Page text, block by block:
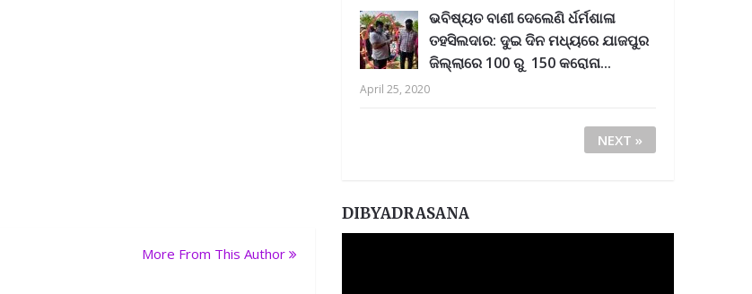
More From This Author
ଭବିଷ୍ୟତ ବାଣୀ ଦେଲେଣି ର୍ଧର୍ମଶାଳା
ତହସିଲଦାର: ଦୁଇ ଦିନ ମଧ୍ୟରେ ଯାଜପୁର
ଜିଲ୍ଲାରେ 100 ରୁ 150 କରୋନା...
April 25, 2020
NEXT »
DIBYADRASANA